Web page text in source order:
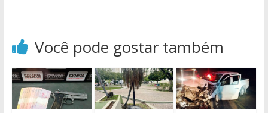
Você pode gostar também